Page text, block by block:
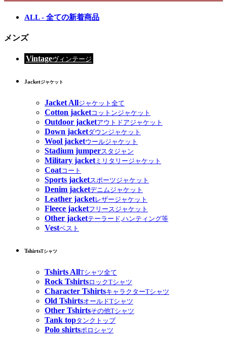
ALL - 全ての新着商品
メンズ
Vintageヴィンテージ
Jacketジャケット
Jacket Allジャケット全て
Cotton jacketコットンジャケット
Outdoor jacketアウトドアジャケット
Down jacketダウンジャケット
Wool jacketウールジャケット
Stadium jumperスタジャン
Military jacketミリタリージャケット
Coatコート
Sports jacketスポーツジャケット
Denim jacketデニムジャケット
Leather jacketレザージャケット
Fleece jacketフリースジャケット
Other jacketテーラード,ハンティング等
Vestベスト
TshirtsTシャツ
Tshirts AllTシャツ全て
Rock TshirtsロックTシャツ
Character TshirtsキャラクターTシャツ
Old TshirtsオールドTシャツ
Other Tshirtsその他Tシャツ
Tank topタンクトップ
Polo shirtsポロシャツ